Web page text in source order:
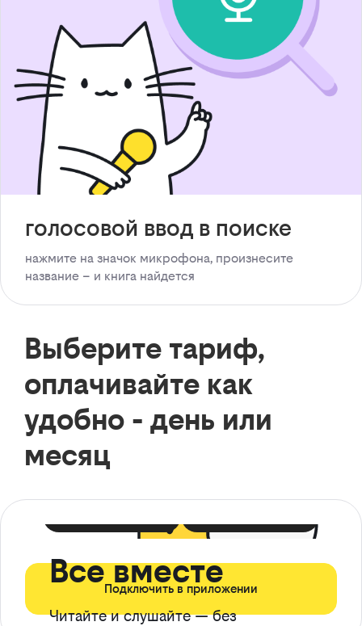
голосовой ввод в поиске
нажмите на значок микрофона, произнесите
название – и книга найдется
Выберите тариф,
оплачивайте как
удобно - день или
месяц
Все вместе
Читайте и слушайте — без
Подключить в приложении